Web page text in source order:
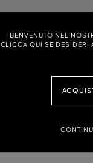
BENVENUTO NEL
CLICCA QUI SE DESIDERI